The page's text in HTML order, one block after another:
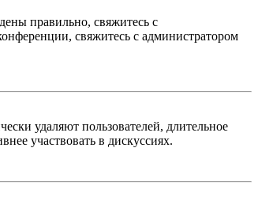
правильно, свяжитесь с
свяжитесь с администратором
удаляют пользователей, длительное
участвовать в дискуссиях.